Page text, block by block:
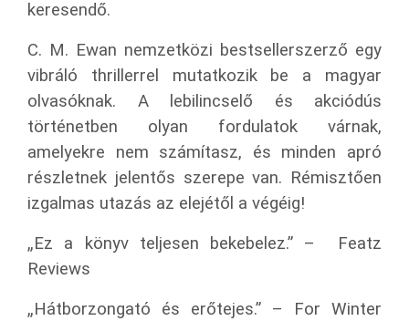
keresendő.
C. M. Ewan nemzetközi bestsellerszerző egy
vibráló thrillerrel mutatkozik be a magyar
olvasóknak. A lebilincselő és akciódús
történetben olyan fordulatok várnak,
amelyekre nem számítasz, és minden apró
részletnek jelentős szerepe van. Rémisztően
izgalmas utazás az elejétől a végéig!
„Ez a könyv teljesen bekebelez.” –
Featz
Reviews
„Hátborzongató és erőtejes.” – For Winter